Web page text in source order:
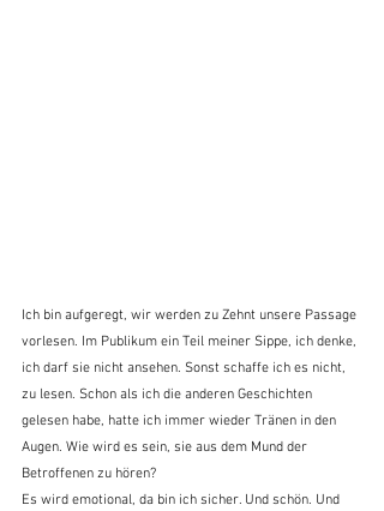
Ich bin aufgeregt, wir werden zu Zehnt unsere Passage
vorlesen. Im Publikum ein Teil meiner Sippe, ich denke,
ich darf sie nicht ansehen. Sonst schaffe ich es nicht,
zu lesen. Schon als ich die anderen Geschichten
gelesen habe, hatte ich immer wieder Tränen in den
Augen. Wie wird es sein, sie aus dem Mund der
Betroffenen zu hören?
Es wird emotional, da bin ich sicher. Und schön. Und